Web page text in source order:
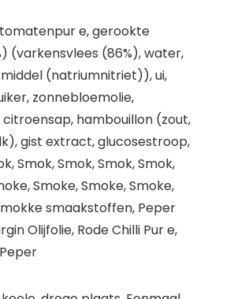
e, gerookte
(varkensvlees (86%), water,
(natriumnitriet)), ui,
zonnebloemolie,
hambouillon (zout,
gist extract, glucosestroop,
Smok, Smok, Smok, Smok,
Smoke, Smoke, Smoke,
smaakstoffen, Peper
Olijfolie, Rode Chilli Pur e,